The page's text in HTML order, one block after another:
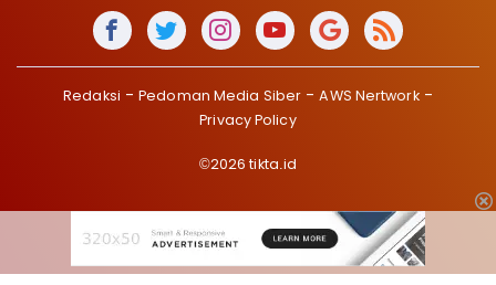
Redaksi Pedoman Media Siber
AWS Nertwork
Privacy Policy
©2026 tikta.id